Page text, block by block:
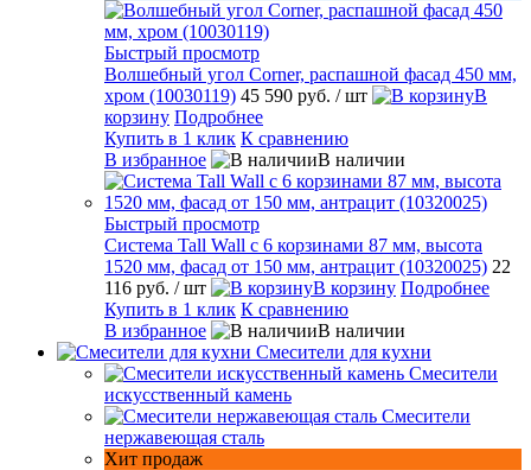
Быстрый просмотр
Волшебный угол Corner, распашной фасад 450 мм,
хром (10030119) 45 590 руб. / шт
В
корзину Подробнее
Купить в 1 клик К сравнению
В избранное
В наличии
Быстрый просмотр
Система Tall Wall с 6 корзинами 87 мм, высота
1520 мм, фасад от 150 мм, антрацит (10320025) 22
116 руб. / шт В корзину Подробнее
Купить в 1 клик К сравнению
В избранное
В наличии
Смесители для кухни
Смесители
искусственный камень
Смесители
нержавеющая сталь
Хит продаж